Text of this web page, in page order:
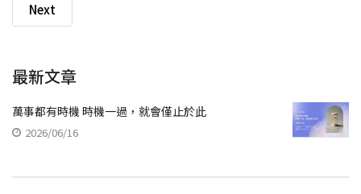
Next
最新文章
萬事都有時機 時機一過，就會僅止於此
2026/06/16